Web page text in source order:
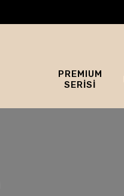
PREMIUM
SERİSİ